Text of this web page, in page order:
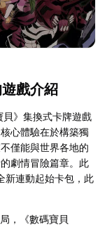
戲介紹
貝》集換式卡牌遊戲
心體驗在於構築獨
僅能與世界各地的
劇情冒險篇章。此
新連動起始卡包，此
，《數碼寶貝